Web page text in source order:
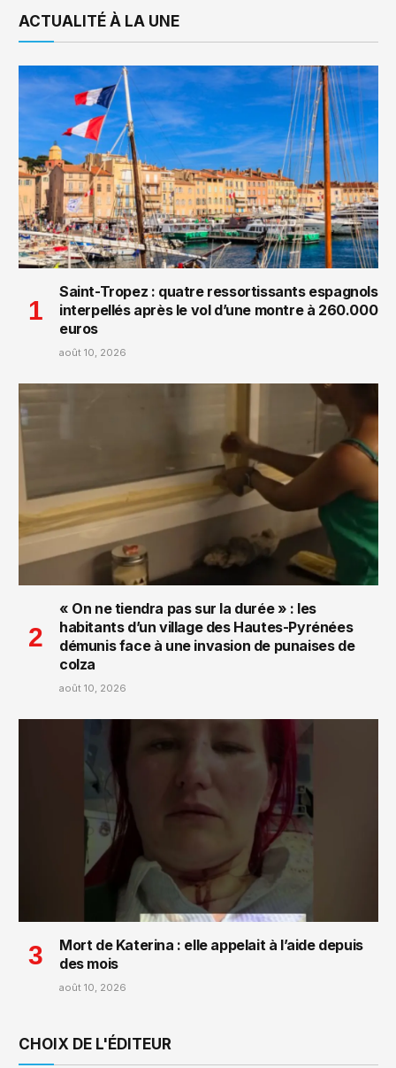
ACTUALITÉ À LA UNE
Saint-Tropez : quatre ressortissants espagnols
interpellés après le vol d’une montre à 260.000
euros
août 10, 2026
« On ne tiendra pas sur la durée » : les
habitants d’un village des Hautes-Pyrénées
démunis face à une invasion de punaises de
colza
août 10, 2026
Mort de Katerina : elle appelait à l’aide depuis
des mois
août 10, 2026
CHOIX DE L'ÉDITEUR